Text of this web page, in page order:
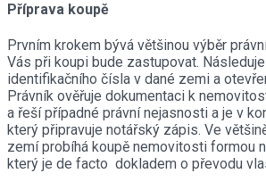
Příprava koupě
Prvním krokem bývá většinou výběr
Vás při koupi bude zastupovat.
identifikačního čísla v dané zemi a
Právník ověřuje dokumentaci k
a řeší případné právní nejasnosti a je v
který připravuje notářský zápis. Ve
zemí probíhá koupě nemovitosti formou
který je de facto dokladem o převodu